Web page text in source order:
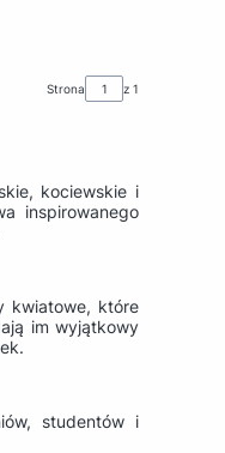
Strona z 1
kociewskie i
inspirowanego
kwiatowe, które
im wyjątkowy
studentów i